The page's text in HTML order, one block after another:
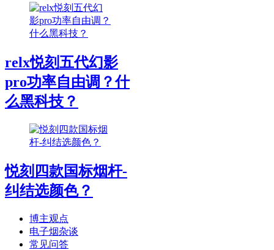
relx悦刻五代幻影
pro功率自由调？什
么黑科技？
悦刻四款国标烟杆-
纠结选颜色？
博主观点
电子烟杂谈
常见问答